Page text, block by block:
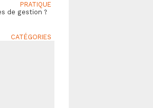
PRATIQUE
de gestion ?
CATÉGORIES